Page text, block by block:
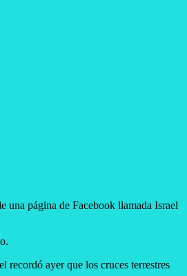
página de Facebook llamada Israel
recordó ayer que los cruces terrestres